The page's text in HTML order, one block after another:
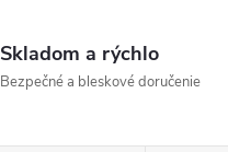
Skladom a rýchlo
Bezpečné a bleskové doručenie